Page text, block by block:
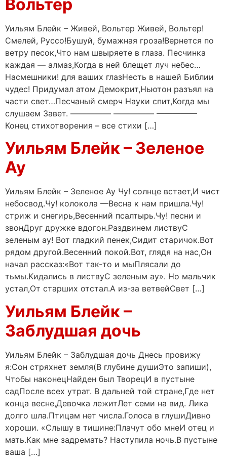
Вольтер
Уильям Блейк – Живей, Вольтер Живей, Вольтер!
Смелей, Руссо!Бушуй, бумажная гроза!Вернется по
ветру песок,Что нам швыряете в глаза. Песчинка
каждая — алмаз,Когда в ней блещет луч небес…
Насмешники! для ваших глазНесть в нашей Библии
чудес! Придумал атом Демокрит,Ньютон разъял на
части свет…Песчаный смерч Науки спит,Когда мы
слушаем Завет. ————— ————— —————
Конец стихотворения – все стихи […]
Уильям Блейк – Зеленое
Ау
Уильям Блейк – Зеленое Ау Чу! солнце встает,И чист
небосвод.Чу! колокола —Весна к нам пришла.Чу!
стриж и снегирь,Весенний псалтырь.Чу! песни и
звонДруг дружке вдогон.Раздвинем листвуС
зеленым ау! Вот гладкий пенек,Сидит старичок.Вот
рядом другой.Весенний покой.Вот, глядя на нас,Он
начал рассказ:«Вот так-то и мыПлясали до
тьмы.Кидались в листвуС зеленым ау». Но мальчик
устал,От старших отстал.А из-за ветвейСвет […]
Уильям Блейк –
Заблудшая дочь
Уильям Блейк – Заблудшая дочь Днесь провижу
я:Сон стряхнет земля(В глубине душиЭто запиши),
Чтобы наконецНайден был ТворецИ в пустыне
садПосле всех утрат. В дальней той стране,Где нет
конца весне,Девочка лежитЛет семи на вид. Лика
долго шла.Птицам нет числа.Голоса в глушиДивно
хороши. «Слышу в тишине:Плачут обо мнеИ отец и
мать.Как мне задремать? Наступила ночь.В пустыне
ваша […]